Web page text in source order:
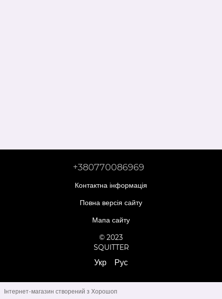
+380770086969
Контактна інформація
Повна версія сайту
Мапа сайту
© 2023
SQUITTER
Укр Рус
Інтернет-магазин створений з Хорошоп